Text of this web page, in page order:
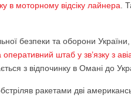
в моторному відсіку лайнера .
безпеки та оборони
оперативний штаб у зв’язку з
з відпочинку в Омані до
ракетами дві